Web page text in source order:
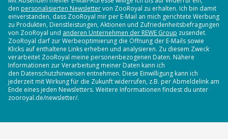
den personalisierten Newslettervon ZooRoyal zu erhalten. Ich bin damit
einverstanden, dass ZooRoyal mir per E-Mail an mich gerichtete Werbung
zu Produkten, Dienstleistungen, Aktionen und Zufriedenheitsbefragungen
von ZooRoyal und anderen Unternehmen der REWE Group zusendet.
ZooRoyal darf zur Werbeoptimierung die Öffnung der E-Mails sowie
Klicks auf enthaltene Links erheben und analysieren. Zu diesem Zweck
verarbeitet ZooRoyal meine personenbezogenen Daten. Nähere
Informationen zur Verarbeitung meiner Daten kann ich
den Datenschutzhinweisen entnehmen. Diese Einwilligung kann ich
jederzeit mit Wirkung für die Zukunft widerrufen, z.B. per Abmeldelink am
Ende eines jeden Newsletters. Weitere Informationen findest du unter
zooroyal.de/newsletter/.